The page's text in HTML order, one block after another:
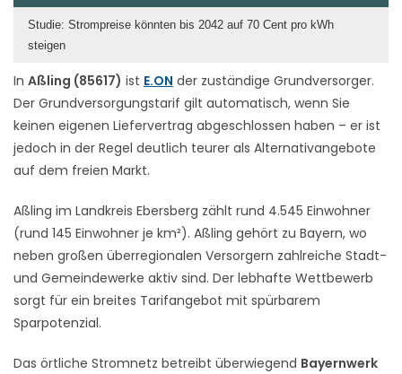
In Aßling (85617) ist E.ON der zuständige Grundversorger.
Der Grundversorgungstarif gilt automatisch, wenn Sie
keinen eigenen Liefervertrag abgeschlossen haben – er ist
jedoch in der Regel deutlich teurer als Alternativangebote
auf dem freien Markt.
Aßling im Landkreis Ebersberg zählt rund 4.545 Einwohner
(rund 145 Einwohner je km²). Aßling gehört zu Bayern, wo
neben großen überregionalen Versorgern zahlreiche Stadt-
und Gemeindewerke aktiv sind. Der lebhafte Wettbewerb
sorgt für ein breites Tarifangebot mit spürbarem
Sparpotenzial.
Das örtliche Stromnetz betreibt überwiegend Bayernwerk
Studie: Strompreise könnten bis 2042 auf 70 Cent pro kWh
steigen